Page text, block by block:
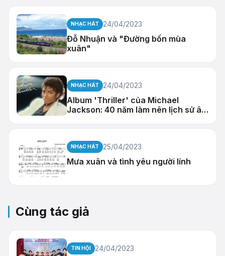
NHẠC HÁT 24/04/2023
Đỗ Nhuận và "Đường bốn mùa
xuân"
NHẠC HÁT 24/04/2023
Album 'Thriller' của Michael
Jackson: 40 năm làm nên lịch sử âm
NHẠC HÁT 25/04/2023
Mưa xuân và tình yêu người lính
Cùng tác giả
TIN HỘI 24/04/2023